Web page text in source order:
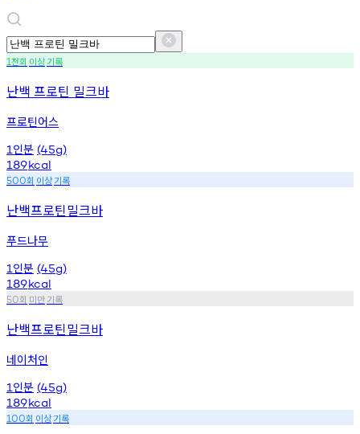
1천회 이상기록
난백 프로틴 밀크바
프로틴어스
1 인분 (45g)
189kcal
500회 이상기록
난백프로틴밀크바
푸드나무
1 인분 (45g)
189kcal
50회 미만기록
난백프로틴밀크바
네이처인
1 인분 (45g)
189kcal
100회 이상기록